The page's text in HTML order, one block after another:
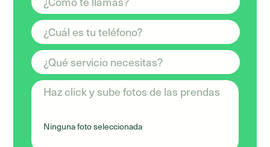
Haz click y sube fotos de las prendas
Ninguna foto seleccionada